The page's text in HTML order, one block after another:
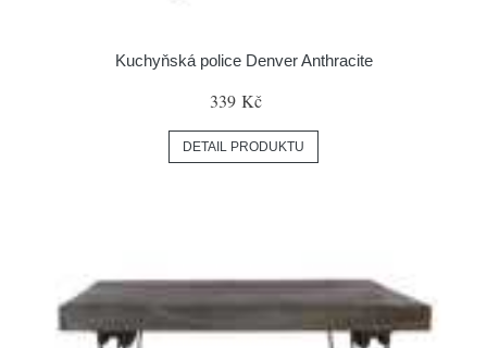
Kuchyňská police Denver Anthracite
339 Kč
DETAIL PRODUKTU